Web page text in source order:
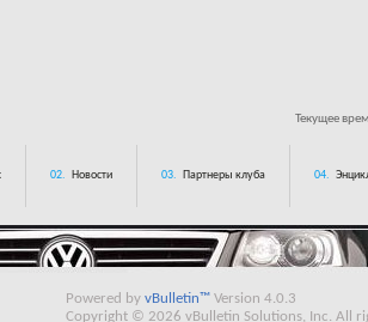
Текущее
02. Новости 03. Партнеры клуба 04.
Powered by vBulletin™ Version 4.0.3
Copyright © 2026 vBulletin Solutions, Inc. All